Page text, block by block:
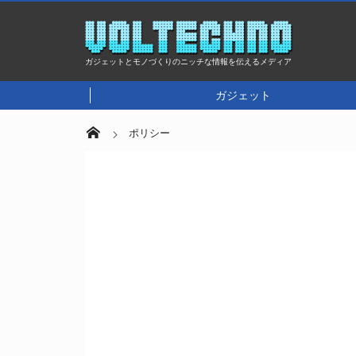
ガジェットとモノづくりのニッチな情報を伝えるメディア
ガジェット
ポリシー